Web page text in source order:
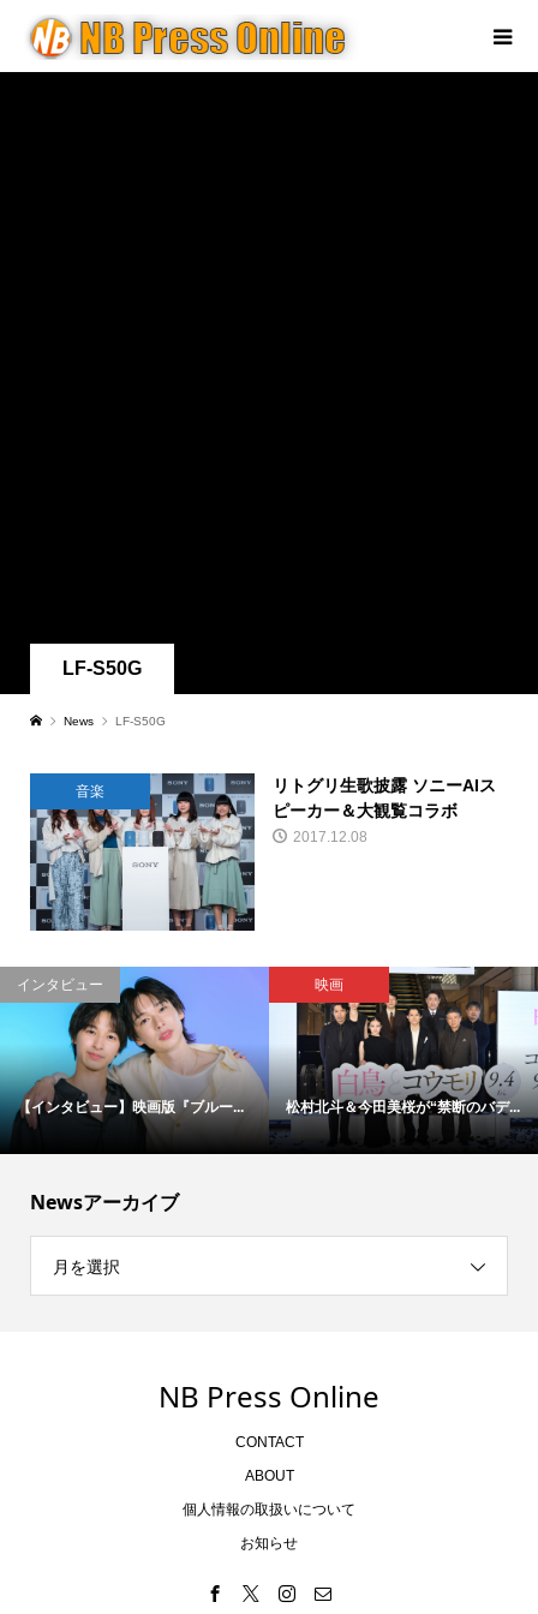
LF-S50G
News LF-S50G
音楽
リトグリ生歌披露 ソニーAIス
ピーカー＆大観覧コラボ
2017.12.08
インタビュー
【インタビュー】映画版『ブルー...
映画
松村北斗＆今田美桜が“禁断のバデ...
Newsアーカイブ
月を選択
NB Press Online
CONTACT
ABOUT
個人情報の取扱いについて
お知らせ